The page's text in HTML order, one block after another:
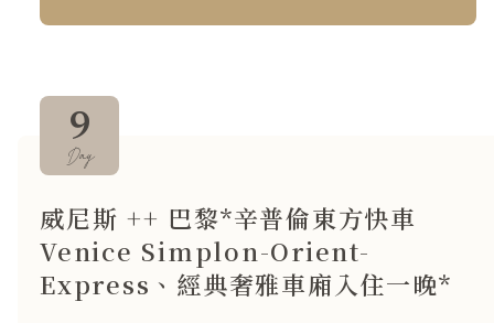
威尼斯 ++ 巴黎*辛普倫東方快車
Venice Simplon-Orient-
Express、經典奢雅車廂入住一晚*
9
Day